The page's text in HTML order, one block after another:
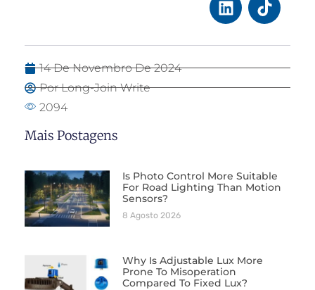
14 De Novembro De 2024
Por Long-Join Write
2094
Mais Postagens
Is Photo Control More Suitable
For Road Lighting Than Motion
Sensors?
8 Agosto 2026
Why Is Adjustable Lux More
Prone To Misoperation
Compared To Fixed Lux?